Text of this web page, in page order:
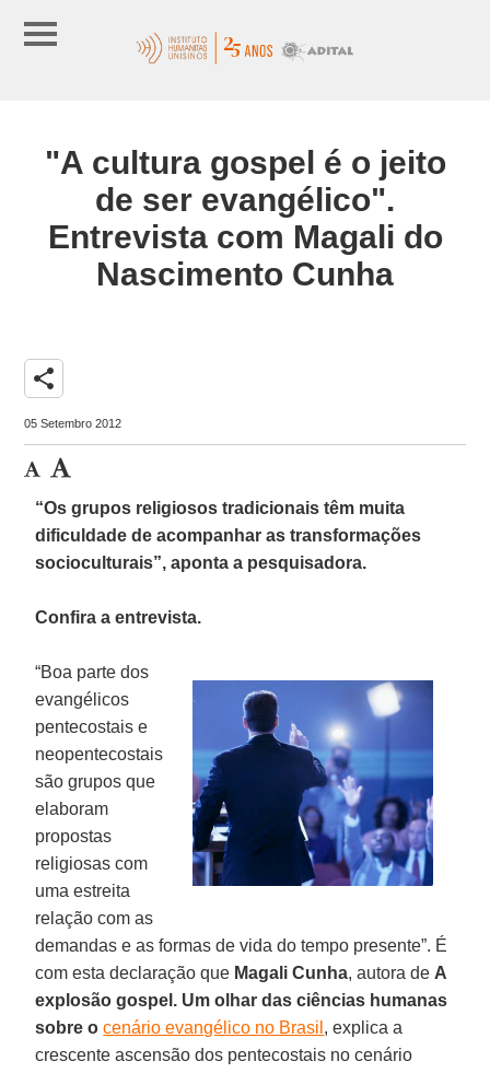
"A cultura gospel é o jeito
de ser evangélico".
Entrevista com Magali do
Nascimento Cunha
share
05 Setembro 2012
“Os grupos religiosos tradicionais têm muita
dificuldade de acompanhar as transformações
socioculturais”, aponta a pesquisadora.
Confira a entrevista.
“Boa parte dos
evangélicos
pentecostais e
neopentecostais
são grupos que
elaboram
propostas
religiosas com
uma estreita
relação com as
demandas e as formas de vida do tempo presente”. É
com esta declaração que Magali Cunha, autora de A
explosão gospel. Um olhar das ciências humanas
sobre ocenário evangélico no Brasil , explica a
crescente ascensão dos pentecostais no cenário